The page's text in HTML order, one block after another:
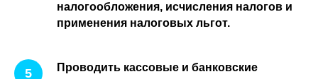
налогообложения, исчисления налогов и
применения налоговых льгот.
Проводить кассовые и банковские